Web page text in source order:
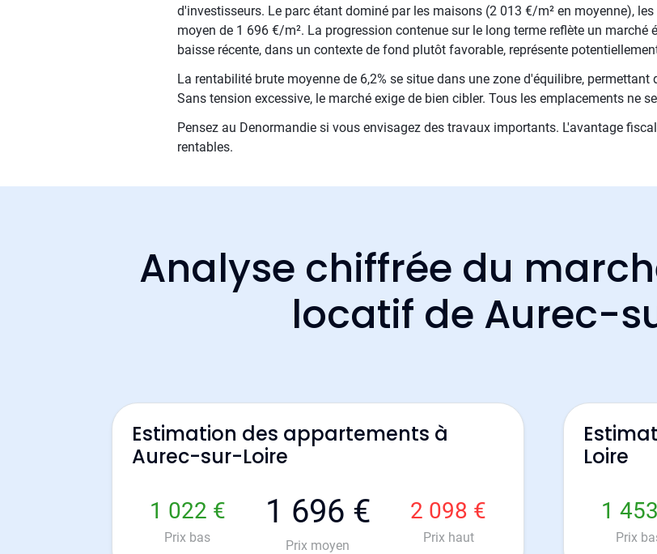
d'investisseurs. Le parc étant dominé par les maisons (2 013 €/m² en moyenne),
moyen de 1 696 €/m². La progression contenue sur le long terme reflète un
baisse récente, dans un contexte de fond plutôt favorable, représente
La rentabilité brute moyenne de 6,2% se situe dans une zone d'équilibre,
Sans tension excessive, le marché exige de bien cibler. Tous les emplacements ne
Pensez au Denormandie si vous envisagez des travaux importants. L'avantage
rentables.
Analyse chiffrée du
locatif de Aurec-
Estimation des appartements à
Aurec-sur-Loire
1 022 €
Prix bas
1 696 €
Prix moyen
2 098 €
Prix haut
Loire
1
Prix